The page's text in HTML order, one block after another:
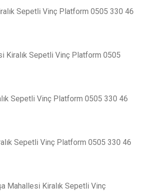
Sepetli Vinç Platform 0505 330 46
Kiralık Sepetli Vinç Platform 0505
Sepetli Vinç Platform 0505 330 46
Sepetli Vinç Platform 0505 330 46
Mahallesi Kiralık Sepetli Vinç